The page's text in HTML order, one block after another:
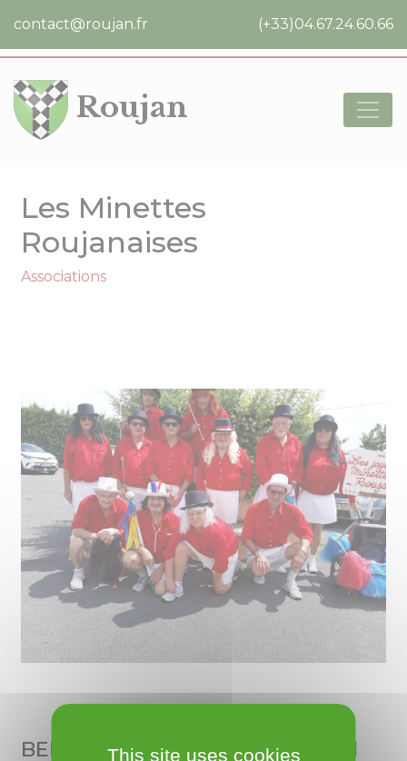
contact@roujan.fr (+33)04.67.24.60.66
Roujan
Les Minettes
Roujanaises
Associations
BERMEJO Michel c/o BENGUIGUI
This site uses cookies